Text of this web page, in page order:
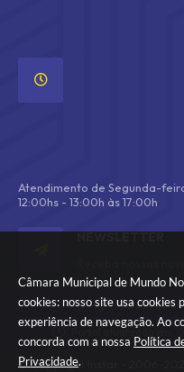
Câmara Municipal de Mundo
cookies: nosso site usa cookies
experiência de navegação. Ao
concorda com a nossa Política
Privacidade.
Atendimento de Segunda-
12:00hs - 13:00h às 17:00h
NEWSLETTER
Versão do
Portal atualizado em:
© Copyright Instar - 2006-